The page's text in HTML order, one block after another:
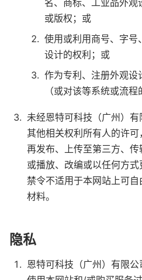
或版权；或
使用或利用商号、字号
设计的权利；或
作为专利、注册外观设
（或对该等系统或流程
未经恩特可科技（广州）
其他相关权利所有人的许可
再发布、上传至第三方、
或播放、改编或以任何方
禁令不适用于本网站上可
材料。
隐私
恩特可科技（广州）有限